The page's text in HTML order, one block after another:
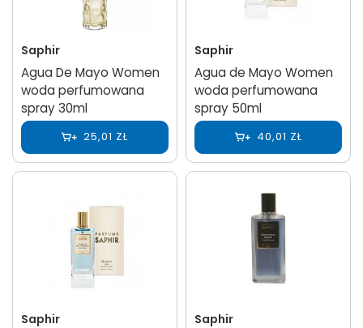
Saphir
Agua De Mayo Women
woda perfumowana
spray 30ml
25,01 ZŁ
Saphir
Agua de Mayo Women
woda perfumowana
spray 50ml
40,01 ZŁ
Saphir Saphir